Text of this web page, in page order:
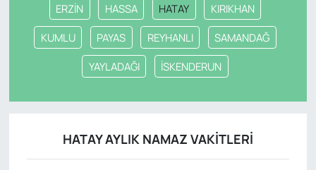
ERZİN HASSA HATAY KIRIKHAN
KUMLU PAYAS REYHANLI SAMANDAĞ
YAYLADAĞI İSKENDERUN
HATAY AYLIK NAMAZ VAKITLERI